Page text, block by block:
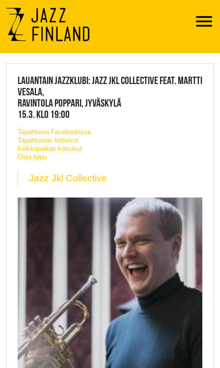
Menu
JAZZ FINLAND LIVE
LAUANTAIN JAZZKLUBI: JAZZ JKL COLLECTIVE FEAT. MARTTI
VESALA,
RAVINTOLA POPPARI, JYVÄSKYLÄ
15.3. KLO 19:00
Tapahtuma Facebookissa
Tapahtuman kotisivut
Keikkapaikan kotisivut
Osta lippu
Jazz Jkl Collective